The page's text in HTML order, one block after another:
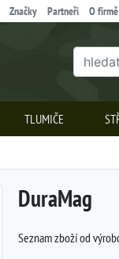
Značky Partneři O firmě
TLUMIČE
DuraMag
Seznam zboží od